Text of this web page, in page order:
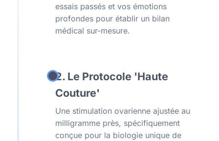
essais passés et vos émotions
profondes pour établir un bilan
médical sur-mesure.
2. Le Protocole 'Haute
Couture'
Une stimulation ovarienne ajustée au
milligramme près, spécifiquement
conçue pour la biologie unique de